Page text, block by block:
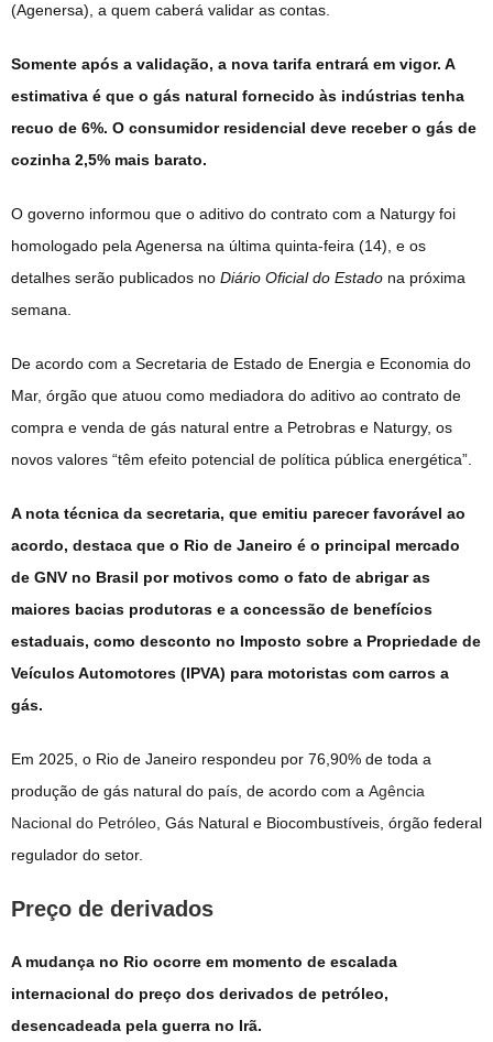
(Agenersa), a quem caberá validar as contas.
Somente após a validação, a nova tarifa entrará em vigor. A
estimativa é que o gás natural fornecido às indústrias tenha
recuo de 6%. O consumidor residencial deve receber o gás de
cozinha 2,5% mais barato.
O governo informou que o aditivo do contrato com a Naturgy foi
homologado pela Agenersa na última quinta-feira (14), e os
detalhes serão publicados no Diário Oficial do Estado na próxima
semana.
De acordo com a Secretaria de Estado de Energia e Economia do
Mar, órgão que atuou como mediadora do aditivo ao contrato de
compra e venda de gás natural entre a Petrobras e Naturgy, os
novos valores “têm efeito potencial de política pública energética”.
A nota técnica da secretaria, que emitiu parecer favorável ao
acordo, destaca que o Rio de Janeiro é o principal mercado
de GNV no Brasil por motivos como o fato de abrigar as
maiores bacias produtoras e a concessão de benefícios
estaduais, como desconto no Imposto sobre a Propriedade de
Veículos Automotores (IPVA) para motoristas com carros a
gás.
Em 2025, o Rio de Janeiro respondeu por 76,90% de toda a
produção de gás natural do país, de acordo com a Agência
Nacional do Petróleo, Gás Natural e Biocombustíveis, órgão federal
regulador do setor.
Preço de derivados
A mudança no Rio ocorre em momento de escalada
internacional do preço dos derivados de petróleo,
desencadeada pela guerra no Irã.